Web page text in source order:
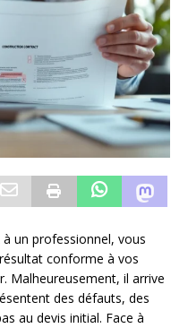
un professionnel, vous
conforme à vos
Malheureusement, il arrive
des défauts, des
au devis initial. Face à